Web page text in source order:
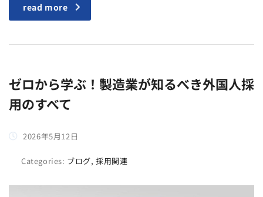
read more
ゼロから学ぶ！製造業が知るべき外国人採
用のすべて
2026年5月12日
Categories: ブログ, 採用関連